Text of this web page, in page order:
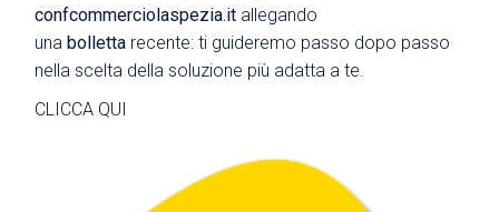
confcommerciolaspezia.it allegando
unabolletta recente: ti guideremo passo dopo passo
nella scelta della soluzione più adatta a te.
CLICCA QUI